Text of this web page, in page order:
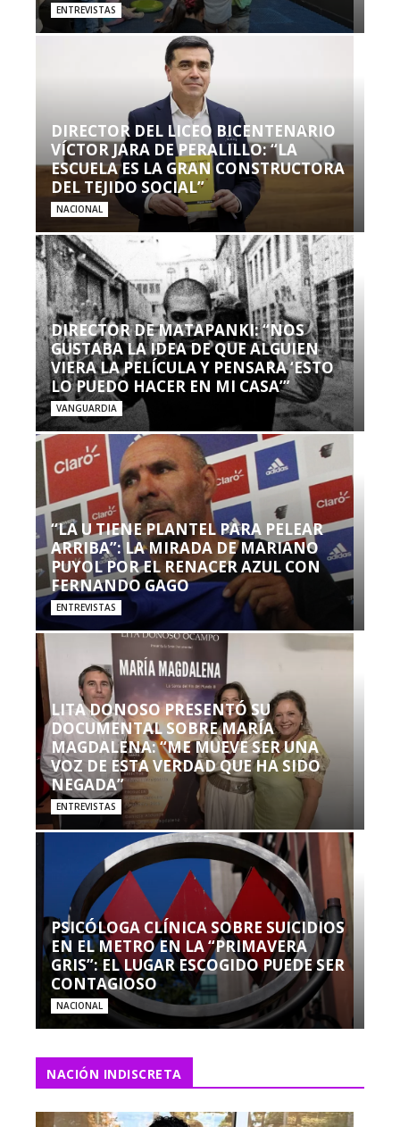
ENTREVISTAS
DIRECTOR DEL LICEO BICENTENARIO
VÍCTOR JARA DE PERALILLO: “LA
ESCUELA ES LA GRAN CONSTRUCTORA
DEL TEJIDO SOCIAL”
NACIONAL
DIRECTOR DE MATAPANKI: “NOS
GUSTABA LA IDEA DE QUE ALGUIEN
VIERA LA PELÍCULA Y PENSARA ‘ESTO
LO PUEDO HACER EN MI CASA’”
VANGUARDIA
“LA U TIENE PLANTEL PARA PELEAR
ARRIBA”: LA MIRADA DE MARIANO
PUYOL POR EL RENACER AZUL CON
FERNANDO GAGO
ENTREVISTAS
LITA DONOSO PRESENTÓ SU
DOCUMENTAL SOBRE MARÍA
MAGDALENA: “ME MUEVE SER UNA
VOZ DE ESTA VERDAD QUE HA SIDO
NEGADA”
ENTREVISTAS
PSICÓLOGA CLÍNICA SOBRE SUICIDIOS
EN EL METRO EN LA “PRIMAVERA
GRIS”: EL LUGAR ESCOGIDO PUEDE SER
CONTAGIOSO
NACIONAL
NACIÓN INDISCRETA